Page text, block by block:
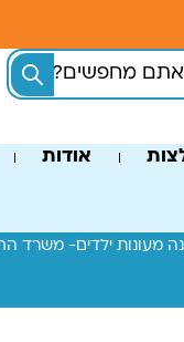
אודות
מעונות ילדים- משרד